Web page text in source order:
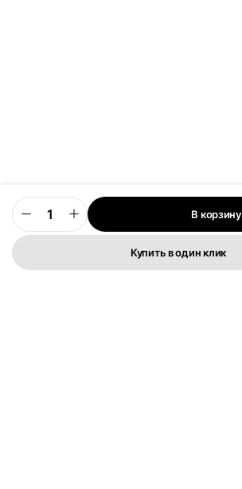
В корзину
Купить в один клик